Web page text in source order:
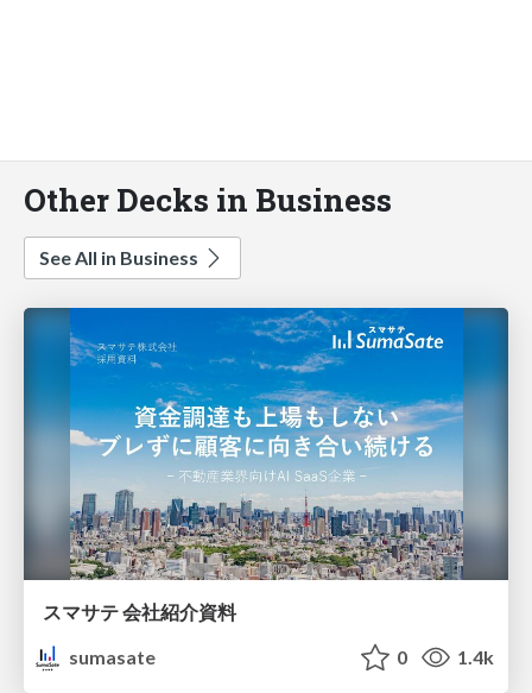
Other Decks in Business
See All in Business
スマサテ 会社紹介資料
sumasate
0 1.4k